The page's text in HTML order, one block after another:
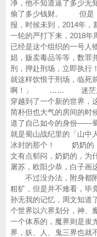
净，他不知道逼了多少无
偷了多少钱财。 但是，
报，时候未到，2014年，
一轮的严打下来，2018年
已经是这个组织的一号人
娼，贩卖毒品等等，数罪
刑，押赴刑场，立即执
就这样饮恨于刑场，临死
啊！」 …… 迷茫之间
穿越到了一个新的世界
简朴但也大气的房间的时
道了自己如今的身份——
就是蜀山战纪里的「山中
冰封的那个！ 奶奶的
文有点郁闷，奶奶的，为
屠苏，欧阳少恭，白子画
不过没办法，附身都附
粗犷，但是并不难看，
孙无我的记忆，周文知
个世界以六界划分，神、
一个体系的，魔界则是蚩
界，妖、人、鬼三界也